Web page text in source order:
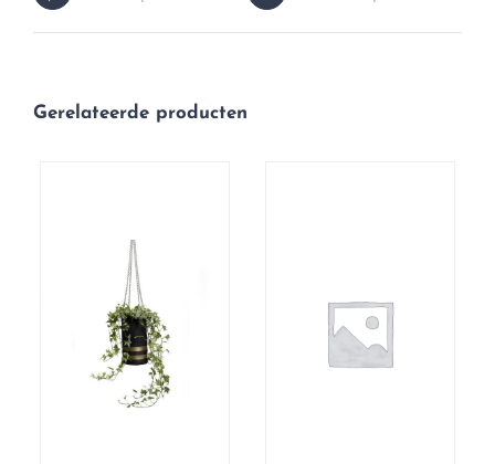
Gerelateerde producten